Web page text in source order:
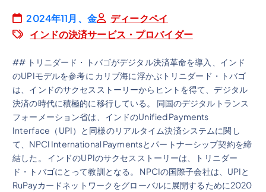
2024年11月、金
ディークペイ
インドの決済サービス・プロバイダー
## トリニダード・トバゴがデジタル決済革命を導入、インド
のUPIモデルを参考に カリブ海に浮かぶトリニダード・トバゴ
は、インドのサクセスストーリーからヒントを得て、デジタル
決済の時代に積極的に移行している。 同国のデジタルトランス
フォーメーション省は、インドのUnified Payments
Interface（UPI）と同様のリアルタイム決済システムに関し
て、NPCI International Paymentsとパートナーシップ契約を締
結した。 インドのUPIのサクセスストーリーは、トリニダー
ド・トバゴにとって教訓となる。 NPCIの国際子会社は、UPIと
RuPayカードネットワークをグローバルに展開するために2020